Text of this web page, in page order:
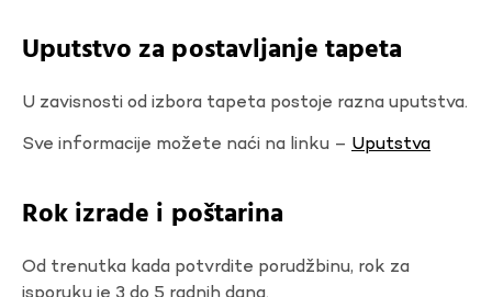
Uputstvo za postavljanje tapeta
U zavisnosti od izbora tapeta postoje razna uputstva.
Sve informacije možete naći na linku – Uputstva
Rok izrade i poštarina
Od trenutka kada potvrdite porudžbinu, rok za